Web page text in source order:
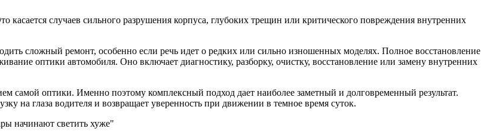
касается случаев сильного разрушения корпуса, глубоких трещин или критического повреждения внутренних
сложный ремонт, особенно если речь идет о редких или сильно изношенных моделях. Полное восстановление
оптики автомобиля. Оно включает диагностику, разборку, очистку, восстановление или замену внутренних
самой оптики. Именно поэтому комплексный подход дает наиболее заметный и долговременный результат.
на глаза водителя и возвращает уверенность при движении в темное время суток.
начинают светить хуже"